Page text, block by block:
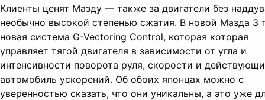
Клиенты ценят Мазду — также за двигатели без
необычно высокой степенью сжатия. В новой Мазда 3
новая система G-Vectoring Control, которая которая
управляет тягой двигателя в зависимости от угла и
интенсивности поворота руля, скорости и
автомобиль ускорений. Об обоих японцах можно с
уверенностью сказать, что они уникальны, а это уже